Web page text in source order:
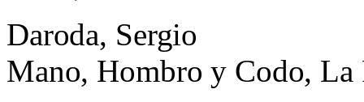
Daroda, Sergio
Mano, Hombro y Codo, La